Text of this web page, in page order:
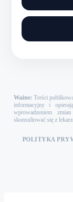
Ważne: Treści
informacyjny i
wprowadzeniem
skonsultować się z
POLITYKA